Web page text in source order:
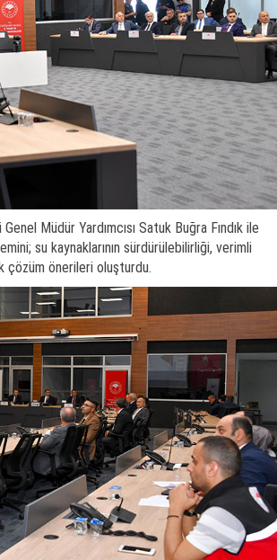
Müdür Yardımcısı Satuk Buğra Fındık ile
su kaynaklarının sürdürülebilirliği, verimli
çözüm önerileri oluşturdu.